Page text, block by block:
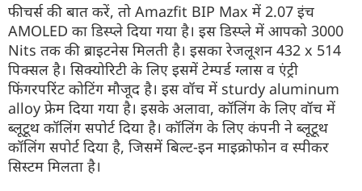
फीचर्स की बात करें, तो Amazfit BIP Max में 2.07 इंच
AMOLED का डिस्प्ले दिया गया है। इस डिस्प्ले में आपको 3000
Nits तक की ब्राइटनेस मिलती है। इसका रेजलूशन 432 x 514
पिक्सल है। सिक्योरिटी के लिए इसमें टेम्पर्ड ग्लास व एंट्री
फिंगरपरिंट कोटिंग मौजूद है। इस वॉच में sturdy aluminum
alloy फ्रेम दिया गया है। इसके अलावा, कॉलिंग के लिए वॉच में
ब्लूटूथ कॉलिंग सपोर्ट दिया है। कॉलिंग के लिए कंपनी ने ब्लूटूथ
कॉलिंग सपोर्ट दिया है, जिसमें बिल्ट-इन माइक्रोफोन व स्पीकर
सिस्टम मिलता है।